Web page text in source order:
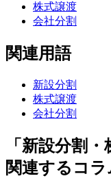
株式譲渡
会社分割
関連用語
新設分割
株式譲渡
会社分割
「新設分割
関連するコラ